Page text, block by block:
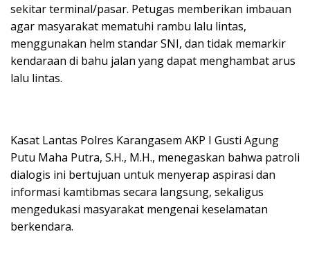
sekitar terminal/pasar. Petugas memberikan imbauan
agar masyarakat mematuhi rambu lalu lintas,
menggunakan helm standar SNI, dan tidak memarkir
kendaraan di bahu jalan yang dapat menghambat arus
lalu lintas.
Kasat Lantas Polres Karangasem AKP I Gusti Agung
Putu Maha Putra, S.H., M.H., menegaskan bahwa patroli
dialogis ini bertujuan untuk menyerap aspirasi dan
informasi kamtibmas secara langsung, sekaligus
mengedukasi masyarakat mengenai keselamatan
berkendara.